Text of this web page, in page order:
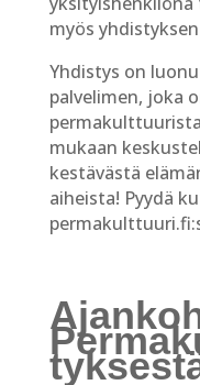
myös
Yhdistys on
palvelimen, joka
mukaan
kestävästä
aiheista! Pyydä